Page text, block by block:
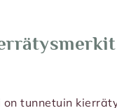
on tunnetuin